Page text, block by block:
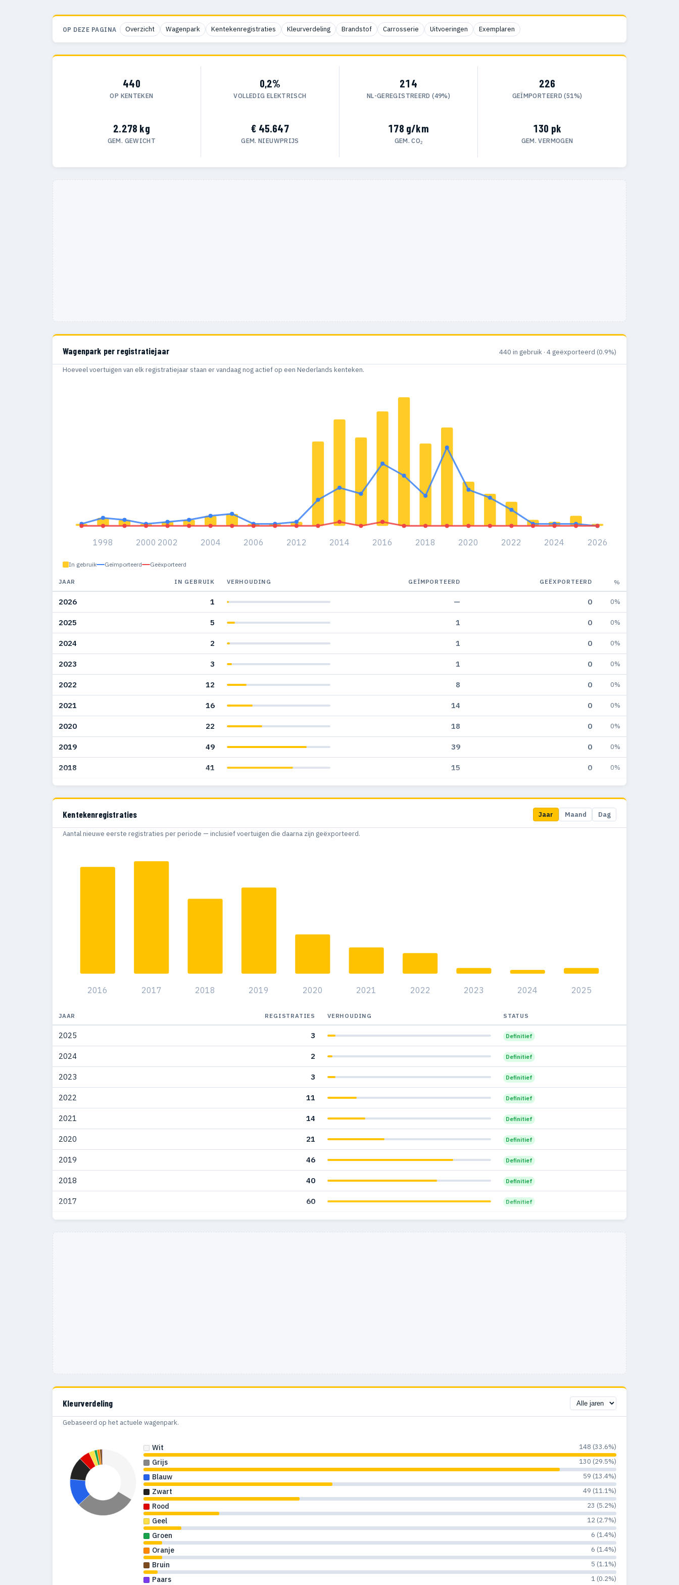
OP DEZE PAGINA Overzicht Wagenpark Kentekenregistraties Kleurverdeling Brandstof Carrosserie Uitvoeringen Exemplaren
440
OP KENTEKEN
0,2%
VOLLEDIG ELEKTRISCH
214
NL-GEREGISTREERD (49%)
226
GEÏMPORTEERD (51%)
2.278 kg
GEM. GEWICHT
€ 45.647
GEM. NIEUWPRIJS
178 g/km
GEM. CO₂
130 pk
GEM. VERMOGEN
Wagenpark per registratiejaar 440 in gebruik · 4 geëxporteerd (0.9%)
Hoeveel voertuigen van elk registratiejaar staan er vandaag nog actief op een Nederlands kenteken.
1998 2000 2002 2004 2006 2012 2014 2016 2018 2020 2022 2024 2026
In gebruik Geïmporteerd Geëxporteerd
JAAR IN GEBRUIK VERHOUDING GEÏMPORTEERD GEËXPORTEERD %
2026 1 — 0 0%
2025 5 1 0 0%
2024 2 1 0 0%
2023 3 1 0 0%
2022 12 8 0 0%
2021 16 14 0 0%
2020 22 18 0 0%
2019 49 39 0 0%
2018 41 15 0 0%
2017 64 25 0
2 3.4%
2015 44 16 0 0%
5 5 0
3 0
2002
2000 1
1999 3
1998 4
1989 1
Kentekenregistraties Jaar Maand Dag
Aantal nieuwe eerste registraties per periode — inclusief voertuigen die daarna zijn geëxporteerd.
2016 2017 2018 2019 2020 2021 2022 2023 2024 2025
JAAR REGISTRATIES VERHOUDING STATUS
2025 3 Definitief
2024 2 Definitief
2023 3 Definitief
2022 11 Definitief
2021 14 Definitief
2020 21 Definitief
2019 46 Definitief
2018 40 Definitief
2017 60 Definitief
2016 57
Kleurverdeling
Gebaseerd op het actuele wagenpark.
Wit 148 (33.6%)
Grijs 130 (29.5%)
Blauw 59 (13.4%)
Zwart 49 (11.1%)
Rood 23 (5.2%)
Geel 12 (2.7%)
Groen 6 (1.4%)
Oranje 6 (1.4%)
Bruin 5 (1.1%)
Paars 1 (0.2%)